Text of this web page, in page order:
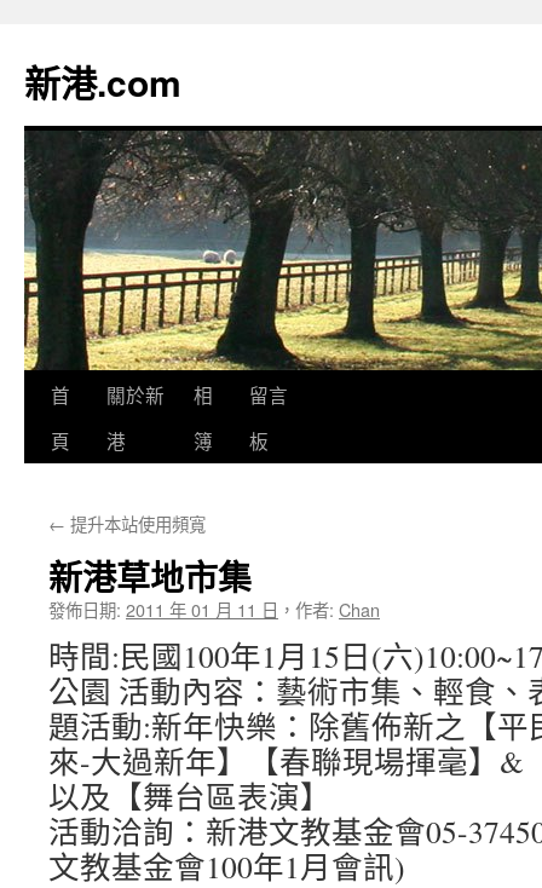
主
要
新港.com
首
頁
關於新
港
相
簿
留言
板
← 提升本站使用頻寬
新港草地市集
發佈日期: 2011 年 01 月 11 日 ， 作者: Chan
時間:民國100年1月15日(六
公園 活動內容：藝術市集、輕食
題活動:新年快樂：除舊佈新之【
來-大過新年】【春聯現場揮毫】&
以及【舞台區表演】
活動洽詢：新港文教基金會05-
文教基金會100年1月會訊)